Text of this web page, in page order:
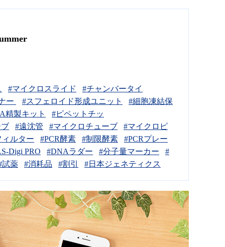
#マイクロスライド
#チャンバータイ
ー
#スフェロイド形成ユニット
#細胞凍結保
精製キット
#ピペットチッ
#遠沈管 #マイクロチューブ
#マイクロピ
ルター
#PCR酵素 #制限酵素
#PCRプレー
Digi PRO
#DNAラダー #分子量マーカー
#
試薬
#消耗品 #割引 #日本ジェネティクス